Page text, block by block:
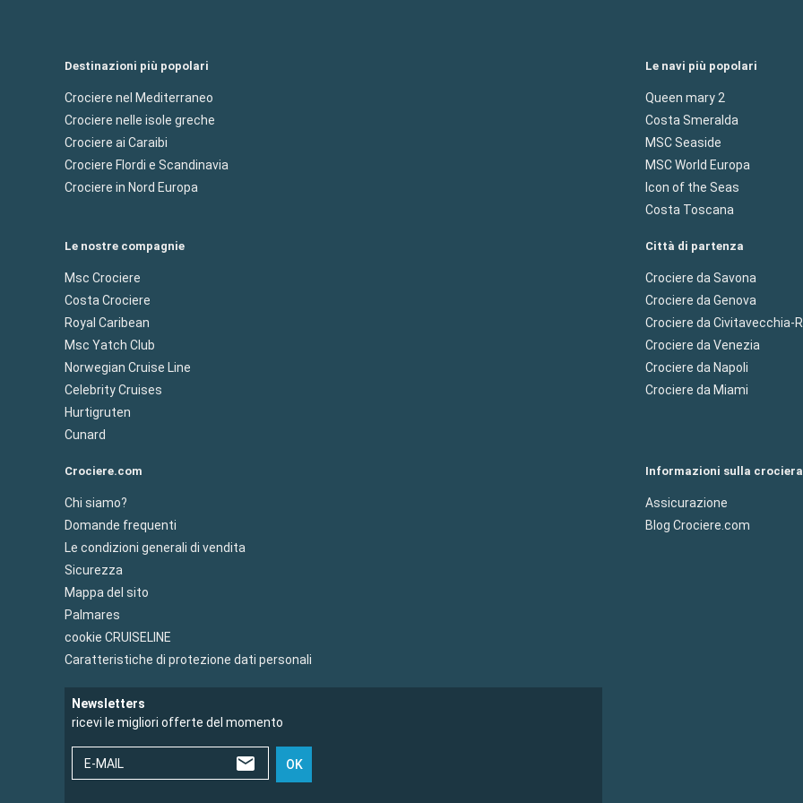
Destinazioni più popolari
Crociere nel Mediterraneo
Crociere nelle isole greche
Crociere ai Caraibi
Crociere Flordi e Scandinavia
Crociere in Nord Europa
Le navi più popolari
Queen mary 2
Costa Smeralda
MSC Seaside
MSC World Europa
Icon of the Seas
Costa Toscana
Le nostre compagnie
Msc Crociere
Costa Crociere
Royal Caribean
Msc Yatch Club
Norwegian Cruise Line
Celebrity Cruises
Hurtigruten
Cunard
Città di partenza
Crociere da Savona
Crociere da Genova
Crociere da Civitavecchia-
Crociere da Venezia
Crociere da Napoli
Crociere da Miami
Crociere.com
Chi siamo?
Domande frequenti
Le condizioni generali di vendita
Sicurezza
Mappa del sito
Palmares
cookie CRUISELINE
Caratteristiche di protezione dati personali
Informazioni sulla crociera
Assicurazione
Blog Crociere.com
Newsletters
ricevi le migliori offerte del momento
E-MAIL OK